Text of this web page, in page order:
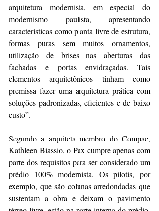
arquitetura modernista, em especial do
modernismo paulista, apresentando
características como planta livre de estrutura,
formas puras sem muitos ornamentos,
utilização de brises nas aberturas das
fachadas e portas envidraçadas. Tais
elementos arquitetônicos tinham como
premissa fazer uma arquitetura prática com
soluções padronizadas, eficientes e de baixo
custo”.
Segundo a arquiteta membro do Compac,
Kathleen Biassio, o Pax cumpre apenas com
parte dos requisitos para ser considerado um
prédio 100% modernista. Os pilotis, por
exemplo, que são colunas arredondadas que
sustentam a obra e deixam o pavimento